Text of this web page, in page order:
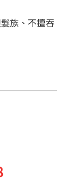
族、不擅吞